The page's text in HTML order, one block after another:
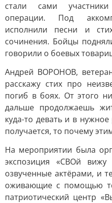
стали сами
операции. Под
исполнили песни и
сочинения. Бойцы
говорили о боевых
Андрей ВОРОНОВ,
расскажу стих про
погиб в боях. От этого
дальше продолжаешь
куда-то девать и в
получается, то почему
На мероприятии была
экспозиция «СВОй вижу
озвученные актёрами, и
оживающие с помощью
патриотический центр